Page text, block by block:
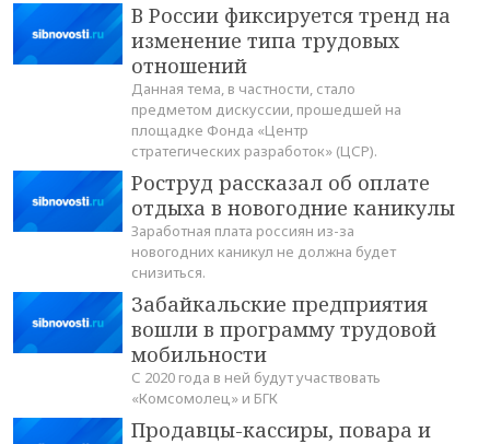
В России фиксируется тренд на
изменение типа трудовых
отношений
Данная тема, в частности, стало
предметом дискуссии, прошедшей на
площадке Фонда «Центр
стратегических разработок» (ЦСР).
Роструд рассказал об оплате
отдыха в новогодние каникулы
Заработная плата россиян из-за
новогодних каникул не должна будет
снизиться.
Забайкальские предприятия
вошли в программу трудовой
мобильности
С 2020 года в ней будут участвовать
«Комсомолец» и БГК
Продавцы-кассиры, повара и